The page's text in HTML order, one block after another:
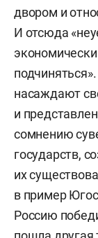
двором и
И отсюда
экономически
насаждают
и
сомнению
государств,
их
в пример
Россию